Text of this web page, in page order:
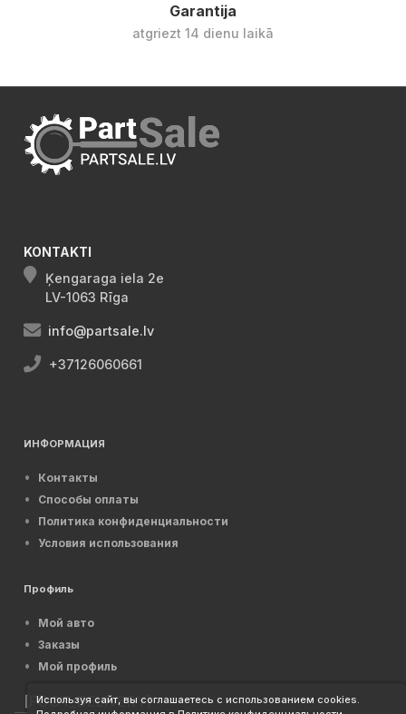
Garantija
atgriezt 14 dienu laikā
KONTAKTI
Ķengaraga iela 2e
LV-1063 Rīga
info@partsale.lv
+37126060661
ИНФОРМАЦИЯ
Контакты
Способы оплаты
Политика конфиденциальности
Условия использования
Профиль
Мой авто
Заказы
Мой профиль
[FOOT_DELIVERY]
Используя сайт, вы соглашаетесь с использованием cookies.